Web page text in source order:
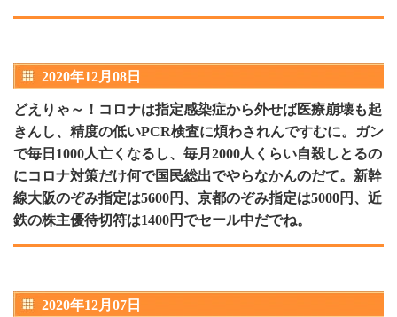
2020年12月08日
どえりゃ～！コロナは指定感染症から外せば医療崩壊も起
きんし、精度の低いPCR検査に煩わされんですむに。ガン
で毎日1000人亡くなるし、毎月2000人くらい自殺しとるの
にコロナ対策だけ何で国民総出でやらなかんのだて。新幹
線大阪のぞみ指定は5600円、京都のぞみ指定は5000円、近
鉄の株主優待切符は1400円でセール中だでね。
2020年12月07日